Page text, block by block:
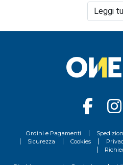
confortevole e meno
Leggi
Ordini e Pagamenti
Sicurezza
Cookies